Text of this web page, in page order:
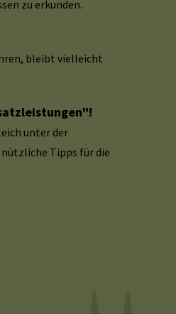
zu erkunden.
bleibt vielleicht
unter der
Tipps für die